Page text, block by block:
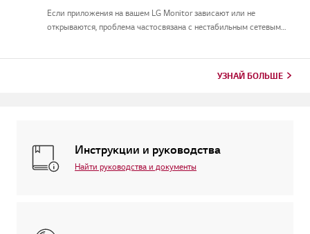
Если приложения на вашем LG Monitor зависают или не
открываются, проблема частосвязана с нестабильным сетевым
УЗНАЙ БОЛЬШЕ
Инструкции и руководства
Найти руководства и документы